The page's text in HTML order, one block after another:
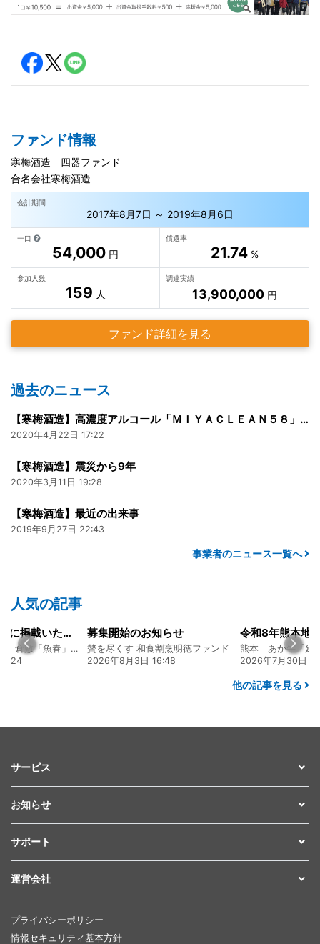
ファンド情報
寒梅酒造 四器ファンド
合名会社寒梅酒造
会計期間
2017年8月7日 ～ 2019年8月6日
一口
54,000 円
償還率
21.74%
参加人数
159 人
調達実績
13,900,000円
ファンド詳細を見る
過去のニュース
【寒梅酒造】高濃度アルコール「ＭＩＹＡＣＬＥＡＮ５８」300ml
2020年4月22日 17:22
【寒梅酒造】震災から9年
2020年3月11日 19:28
【寒梅酒造】最近の出来事
2019年9月27日 22:43
事業者のニュース一覧へ
人気の記事
山陽新聞の一面に掲載いただきました！
創業128年の魚屋 倉敷「魚春」ファンド
募集開始のお知らせ
贅を尽くす 和食割烹明徳ファンド
2026年8月3日 16:48
2026年7月30日
他の記事を見る
サービス
お知らせ
サポート
運営会社
プライバシーポリシー
情報セキュリティ基本方針